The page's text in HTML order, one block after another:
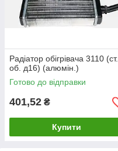
Радіатор обігрівача 3110 (ст.
об. д16) (алюмін.)
Готово до відправки
401,52 ₴
Купити